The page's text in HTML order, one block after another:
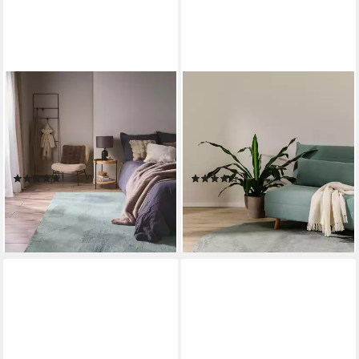
BENUTA
Fellteppich Dave, rechteckig,
Höhe: 21 mm, Teppich
Wohnzimmer, Schlafzimmer,
Esszimmer, Flur, Kunstfaser,
Cozy
(4)
ab 99,00 €
lieferbar - in 3-4 Werktagen bei dir
+1
Esszimmer, Schlafzimmer,
Flur, Weich, Rutschfest
(27)
ab 29,00 €
lieferbar - in 3-4 Werktagen bei dir